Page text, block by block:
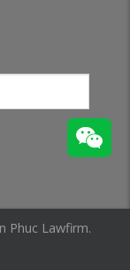
Phuc Lawfirm.